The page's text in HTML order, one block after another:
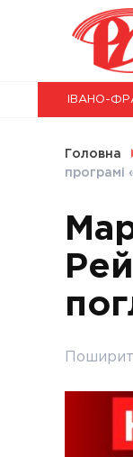
СВІТ
ІВАНО-
Головна
програмі